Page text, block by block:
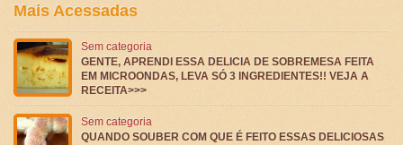
Mais Acessadas
Sem categoria
GENTE, APRENDI ESSA DELICIA DE SOBREMESA FEITA
EM MICROONDAS, LEVA SÓ 3 INGREDIENTES!! VEJA A
RECEITA>>>
Sem categoria
QUANDO SOUBER COM QUE É FEITO ESSAS DELICIOSAS